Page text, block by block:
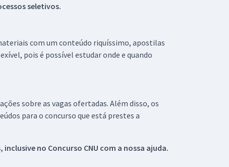
seletivos.
com um conteúdo riquíssimo, apostilas
pois é possível estudar onde e quando
sobre as vagas ofertadas. Além disso, os
para o concurso que está prestes a
inclusive no Concurso CNU com a nossa ajuda.